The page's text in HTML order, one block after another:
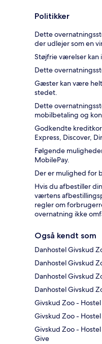
Politikker
Dette
der udlejer som en
Støjfrie værelser kan
Dette
Gæster kan være
stedet.
Dette
mobilbetaling og
Godkendte
Express, Discover,
Følgende
MobilePay.
Der er mulighed for
Hvis du afbestiller
værtens
regler om
overnatning ikke
Også kendt som
Danhostel Givskud
Danhostel Givskud
Danhostel Givskud
Danhostel Givskud
Givskud Zoo -
Givskud Zoo -
Givskud Zoo -
Give